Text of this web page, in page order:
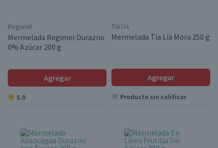
Regimel
Mermelada Regimel Durazno
0% Azúcar 200 g
Agregar
5.0
Tía Lía
Mermelada Tía Lía Mora 250 g
Agregar
Producto sin calificar